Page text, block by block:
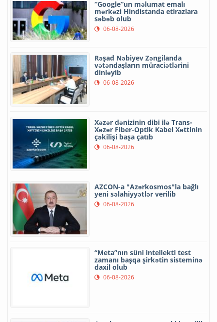
“Google”un məlumat emalı
mərkəzi Hindistanda etirazlara
səbəb olub
06-08-2026
Rəşad Nəbiyev Zəngilanda
vətəndaşların müraciətlərini
dinləyib
06-08-2026
Xəzər dənizinin dibi ilə Trans-
Xəzər Fiber-Optik Kabel Xəttinin
çəkilişi başa çatıb
06-08-2026
AZCON-a "Azərkosmos"la bağlı
yeni səlahiyyətlər verilib
06-08-2026
“Meta”nın süni intellekti test
zamanı başqa şirkətin sisteminə
daxil olub
06-08-2026